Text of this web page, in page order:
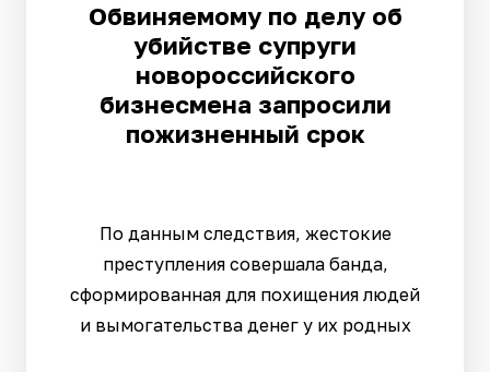
Обвиняемому по делу об
убийстве супруги
новороссийского
бизнесмена запросили
пожизненный срок
По данным следствия, жестокие
преступления совершала банда,
сформированная для похищения людей
и вымогательства денег у их родных